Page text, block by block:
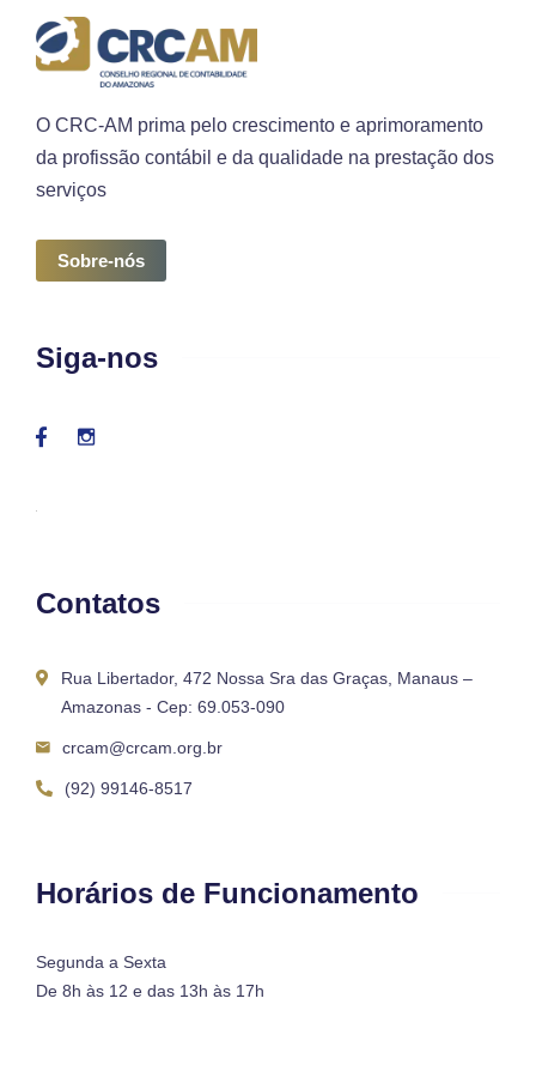
O CRC-AM prima pelo crescimento e aprimoramento
da profissão contábil e da qualidade na prestação dos
serviços
Sobre-nós
Siga-nos
Contatos
Rua Libertador, 472 Nossa Sra das Graças, Manaus –
Amazonas - Cep: 69.053-090
crcam@crcam.org.br
(92) 99146-8517
Horários de Funcionamento
Segunda a Sexta
De 8h às 12 e das 13h às 17h